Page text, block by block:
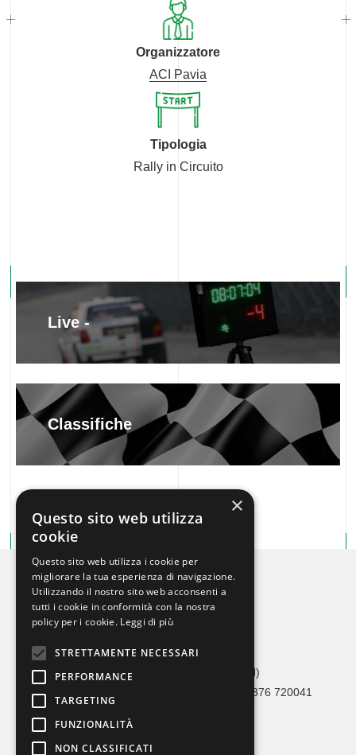
Organizzatore
ACI Pavia
Tipologia
Rally in Circuito
Live -
Classifiche
Crono Car Service
Via Adami, 36 46041 Asola (MN)
Tel 0376 1693273 / 342 1626490 – Fax 0376 720041
Codice Fiscale: 90026560202
MODELLO ORGANIZZATIVO
×
Questo sito web utilizza
cookie
Questo sito web utilizza i cookie per
migliorare la tua esperienza di navigazione.
Utilizzando il nostro sito web acconsenti a
tutti i cookie in conformità con la nostra
policy per i cookie. Leggi di più
STRETTAMENTE NECESSARI
PERFORMANCE
TARGETING
FUNZIONALITÀ
NON CLASSIFICATI